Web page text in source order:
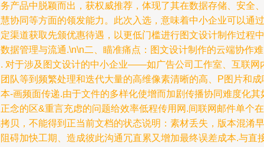
产品中脱颖而出，获权威推荐，体现了其在数据存储、安全、
协同等方面的领发能力。此次入选，意味着中小企业可以通过
渠道获取先颁优惠待遇，以更低门槛进行图文设计制作过程中
据管理与流通.\n\n二、瞄准痛点：图文设计制作的云端协作难
对于涉及图文设计的中小企业——如广告公司工作室、互联网
队等到频繁处理和迭代大量的高维像素清晰的高、P图片和成
-画频面传递.由于文件的多样化使增而加剧传播协同难度化其
念的区&重言充虑的问题给效率低程传用网.间联网邮件单个在
贝，不能得到正当前文档的状态说明：素材丢失，版本混淆早
碍加快工期、造成彼此沟通冗直累又增加最终误差成本.与直